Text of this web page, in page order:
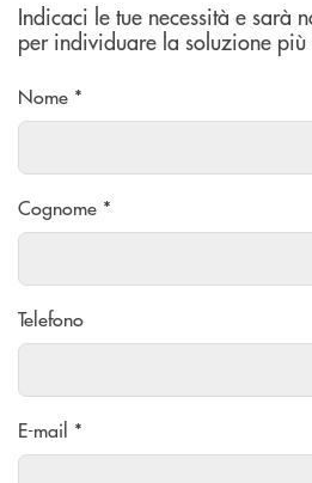
Indicaci le tue necessità e sarà
per individuare la soluzione più
Nome *
Cognome *
Telefono
E-mail *